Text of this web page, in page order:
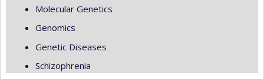
Molecular Genetics
Genomics
Genetic Diseases
Schizophrenia